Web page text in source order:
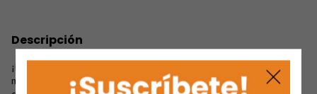
Descripción
¡Haz que cada paso de tus pequeños sea una aventura llena de
magia con losNike F1 Masha y el Oso! Estos tenis sublimados